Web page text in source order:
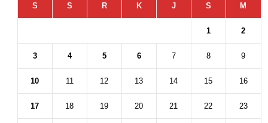
S S R K J S M
1 2
3 4 5 6 7 8 9
10 11 12 13 14 15 16
17 18 19 20 21 22 23